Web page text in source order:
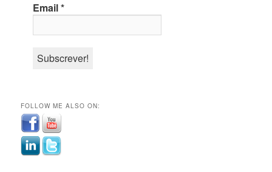
Email*
FOLLOW ME ALSO ON: